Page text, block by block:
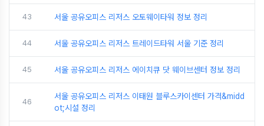
43 서울 공유오피스 리저스 오토웨이타워 정보 정리
44 서울 공유오피스 리저스 트레이드타워 서울 기준 정리
45 서울 공유오피스 리저스 에이치큐 닷 웨이브센터 정보 정리
46
서울 공유오피스 리저스 이태원 블루스카이센터 가격&midd
ot;시설 정리